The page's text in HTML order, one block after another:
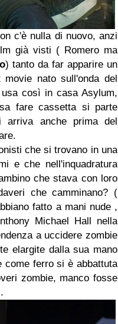
c'è nulla di nuovo, anzi
già visti ( Romero ma
) tanto da far apparire un
nato sull'onda del
così in casa Asylum,
fare cassetta si parte
arriva anche prima del
che si trovano in una
e che nell'inquadratura
che stava con loro
che camminano? (
fatto a mani nude ,
Michael Hall nella
a uccidere zombie
elargite dalla sua mano
come ferro si è abbattuta
zombie, manco fosse